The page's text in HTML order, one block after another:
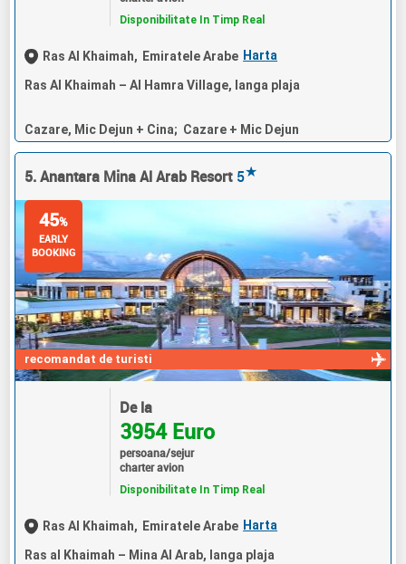
Disponibilitate In Timp Real
Ras Al Khaimah, Emiratele Arabe Harta
Ras Al Khaimah – Al Hamra Village, langa plaja
Cazare, Mic Dejun + Cina; Cazare + Mic Dejun
5. Anantara Mina Al Arab Resort 5★
recomandat de turisti
45%
EARLY
BOOKING
De la
3954 Euro
persoana/sejur
charter avion
Disponibilitate In Timp Real
Ras Al Khaimah, Emiratele Arabe Harta
Ras al Khaimah – Mina Al Arab, langa plaja